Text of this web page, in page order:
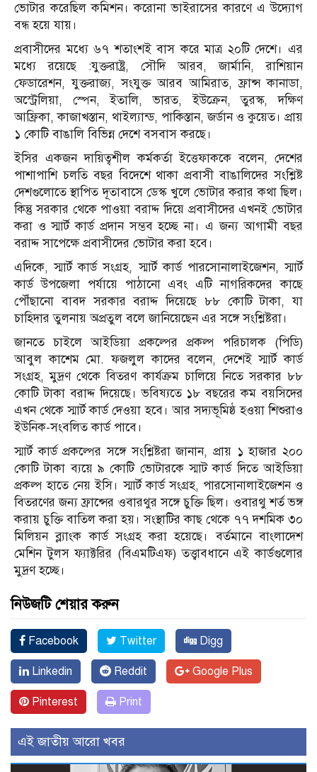
ভোটার করেছিল কমিশন। করোনা ভাইরাসের কারণে এ উদ্যোগ
বন্ধ হয়ে যায়।
প্রবাসীদের মধ্যে ৬৭ শতাংশই বাস করে মাত্র ২০টি দেশে। এর
মধ্যে রয়েছে :যুক্তরাষ্ট্র, সৌদি আরব, জার্মানি, রাশিয়ান
ফেডারেশন, যুক্তরাজ্য, সংযুক্ত আরব আমিরাত, ফ্রান্স কানাডা,
অস্ট্রেলিয়া, স্পেন, ইতালি, ভারত, ইউক্রেন, তুরস্ক, দক্ষিণ
আফ্রিকা, কাজাখস্তান, থাইল্যান্ড, পাকিস্তান, জর্ডান ও কুয়েত। প্রায়
১ কোটি বাঙালি বিভিন্ন দেশে বসবাস করছে।
ইসির একজন দায়িত্বশীল কর্মকর্তা ইত্তেফাককে বলেন, দেশের
পাশাপাশি চলতি বছর বিদেশে থাকা প্রবাসী বাঙালিদের সংশ্লিষ্ট
দেশগুলোতে স্থাপিত দূতাবাসে ডেস্ক খুলে ভোটার করার কথা ছিল।
কিন্তু সরকার থেকে পাওয়া বরাদ্দ দিয়ে প্রবাসীদের এখনই ভোটার
করা ও স্মার্ট কার্ড প্রদান সম্ভব হচ্ছে না। এ জন্য আগামী বছর
বরাদ্দ সাপেক্ষে প্রবাসীদের ভোটার করা হবে।
এদিকে, স্মার্ট কার্ড সংগ্রহ, স্মার্ট কার্ড পারসোনালাইজেশন, স্মার্ট
কার্ড উপজেলা পর্যায়ে পাঠানো এবং এটি নাগরিকদের কাছে
পৌঁছানো বাবদ সরকার বরাদ্দ দিয়েছে ৮৮ কোটি টাকা, যা
চাহিদার তুলনায় অপ্রতুল বলে জানিয়েছেন এর সঙ্গে সংশ্লিষ্টরা।
জানতে চাইলে আইডিয়া প্রকল্পের প্রকল্প পরিচালক (পিডি)
আবুল কাশেম মো. ফজলুল কাদের বলেন, দেশেই স্মার্ট কার্ড
সংগ্রহ, মুদ্রণ থেকে বিতরণ কার্যক্রম চালিয়ে নিতে সরকার ৮৮
কোটি টাকা বরাদ্দ দিয়েছে। ভবিষ্যতে ১৮ বছরের কম বয়সিদের
এখন থেকে স্মার্ট কার্ড দেওয়া হবে। আর সদ্যভূমিষ্ঠ হওয়া শিশুরাও
ইউনিক-সংবলিত কার্ড পাবে।
স্মার্ট কার্ড প্রকল্পের সঙ্গে সংশ্লিষ্টরা জানান, প্রায় ১ হাজার ২০০
কোটি টাকা ব্যয়ে ৯ কোটি ভোটারকে স্মাট কার্ড দিতে আইডিয়া
প্রকল্প হাতে নেয় ইসি। স্মার্ট কার্ড সংগ্রহ, পারসোনালাইজেশন ও
বিতরণের জন্য ফ্রান্সের ওবারথুর সঙ্গে চুক্তি ছিল। ওবারথু শর্ত ভঙ্গ
করায় চুক্তি বাতিল করা হয়। সংস্থাটির কাছ থেকে ৭৭ দশমিক ৩০
মিলিয়ন ব্ল্যাংক কার্ড সংগ্রহ করা হয়েছে। বর্তমানে বাংলাদেশ
মেশিন টুলস ফ্যাক্টরির (বিএমটিএফ) তত্ত্বাবধানে এই কার্ডগুলোর
মুদ্রণ হচ্ছে।
নিউজটি শেয়ার করুন
Facebook Twitter Digg
Linkedin Reddit Google Plus
Pinterest Print
এই জাতীয় আরো খবর